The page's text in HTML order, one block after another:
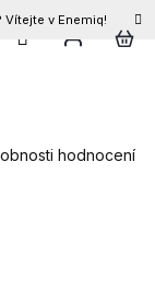
Vítejte v Enemiq!
BAXX
hodnocení